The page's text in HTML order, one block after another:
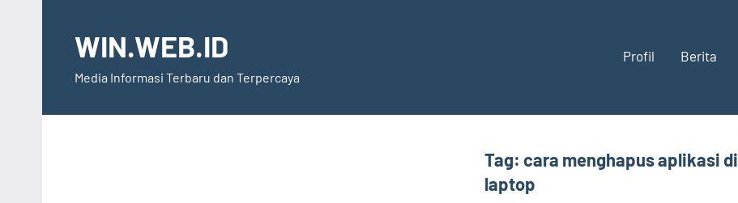
contentWIN.WEB.ID
Media Informasi Terbaru dan Terpercaya
Profil Berita
Tag: cara menghapus aplikasi di
laptop